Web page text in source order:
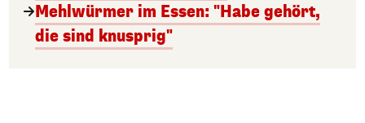
Mehlwürmer im Essen: "Habe gehört,
die sind knusprig"